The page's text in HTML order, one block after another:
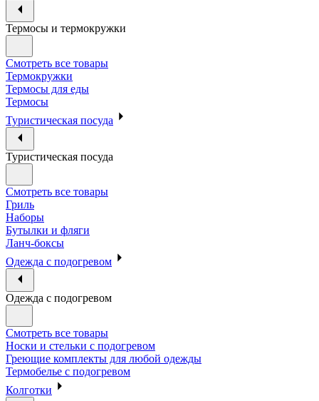
Термосы и термокружки
Смотреть все товары
Термокружки
Термосы для еды
Термосы
Туристическая посуда
Туристическая посуда
Смотреть все товары
Гриль
Наборы
Бутылки и фляги
Ланч-боксы
Одежда с подогревом
Одежда с подогревом
Смотреть все товары
Носки и стельки с подогревом
Греющие комплекты для любой одежды
Термобелье с подогревом
Колготки